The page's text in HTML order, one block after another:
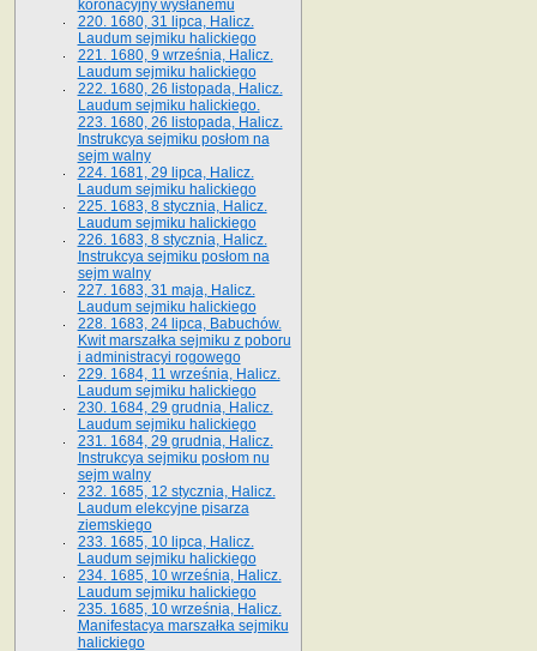
koronacyjny wysłanemu
220. 1680, 31 lipca, Halicz.
Laudum sejmiku halickiego
221. 1680, 9 września, Halicz.
Laudum sejmiku halickiego
222. 1680, 26 listopada, Halicz.
Laudum sejmiku halickiego.
223. 1680, 26 listopada, Halicz.
Instrukcya sejmiku posłom na
sejm walny
224. 1681, 29 lipca, Halicz.
Laudum sejmiku halickiego
225. 1683, 8 stycznia, Halicz.
Laudum sejmiku halickiego
226. 1683, 8 stycznia, Halicz.
Instrukcya sejmiku posłom na
sejm walny
227. 1683, 31 maja, Halicz.
Laudum sejmiku halickiego
228. 1683, 24 lipca, Babuchów.
Kwit marszałka sejmiku z poboru
i administracyi rogowego
229. 1684, 11 września, Halicz.
Laudum sejmiku halickiego
230. 1684, 29 grudnia, Halicz.
Laudum sejmiku halickiego
231. 1684, 29 grudnia, Halicz.
Instrukcya sejmiku posłom nu
sejm walny
232. 1685, 12 stycznia, Halicz.
Laudum elekcyjne pisarza
ziemskiego
233. 1685, 10 lipca, Halicz.
Laudum sejmiku halickiego
234. 1685, 10 września, Halicz.
Laudum sejmiku halickiego
235. 1685, 10 września, Halicz.
Manifestacya marszałka sejmiku
halickiego